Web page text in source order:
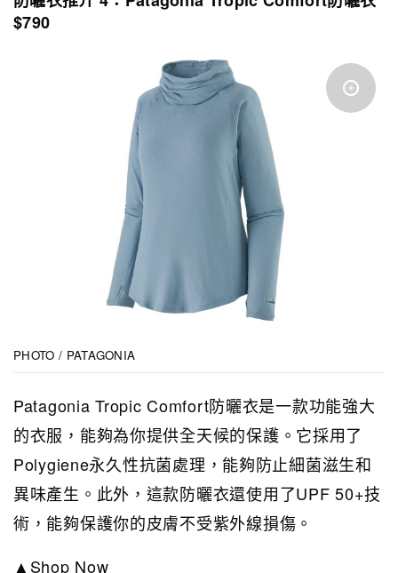
$790
PHOTO / PATAGONIA
Patagonia Tropic Comfort防曬衣是一款功能強大
的衣服，能夠為你提供全天候的保護。它採用了
Polygiene永久性抗菌處理，能夠防止細菌滋生和
異味產生。此外，這款防曬衣還使用了UPF 50+技
術，能夠保護你的皮膚不受紫外線損傷。
▲Shop Now